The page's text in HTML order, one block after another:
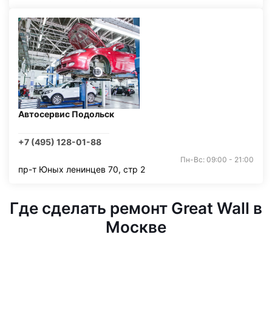
Автосервис Подольск
+7 (495) 128-01-88
Пн-Вс: 09:00 - 21:00
пр-т Юных ленинцев 70, стр 2
Где сделать ремонт Great Wall в
Москве